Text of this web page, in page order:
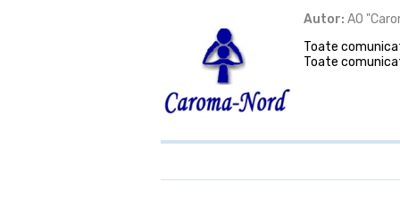
Autor: AO
Toate
Toate